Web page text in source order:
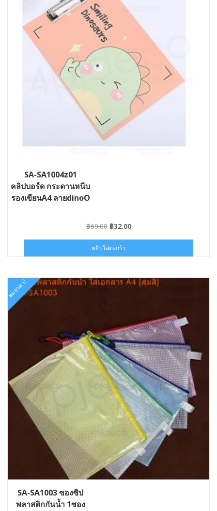
SA-SA1004z01
คลิปบอร์ด กระดานหนีบ
รองเขียนA4 ลายdinoO
฿69.00 Original
was:
฿69.00.
฿32.00Current
฿32.00.
หยิบใส่ตะกร้า
ลดราคา!
SA-SA1003 ซองซิป
พลาสติกกันน้ำ 1ซอง